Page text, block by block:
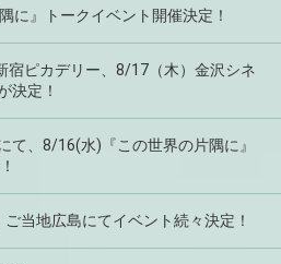
に』トークイベント開催決定！
宿ピカデリー、8/17（木）金沢シネ
決定！
て、8/16(水)『この世界の片隅に』
ご当地広島にてイベント続々決定！